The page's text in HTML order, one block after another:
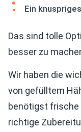
Ein
Das sind tolle
besser zu
Wir haben die
von gefülltem
benötigst frische
richtige